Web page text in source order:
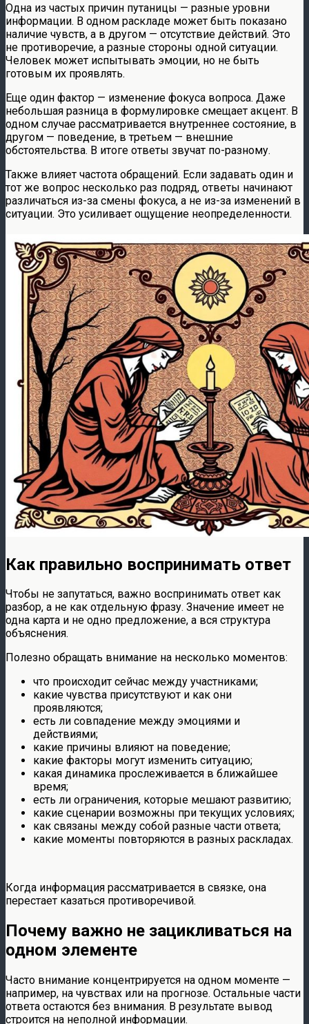
Одна из частых причин путаницы — разные уровни
информации. В одном раскладе может быть показано
наличие чувств, а в другом — отсутствие действий. Это
не противоречие, а разные стороны одной ситуации.
Человек может испытывать эмоции, но не быть
готовым их проявлять.
Еще один фактор — изменение фокуса вопроса. Даже
небольшая разница в формулировке смещает акцент. В
одном случае рассматривается внутреннее состояние, в
другом — поведение, в третьем — внешние
обстоятельства. В итоге ответы звучат по-разному.
Также влияет частота обращений. Если задавать один и
тот же вопрос несколько раз подряд, ответы начинают
различаться из-за смены фокуса, а не из-за изменений в
ситуации. Это усиливает ощущение неопределенности.
Как правильно воспринимать ответ
Чтобы не запутаться, важно воспринимать ответ как
разбор, а не как отдельную фразу. Значение имеет не
одна карта и не одно предложение, а вся структура
объяснения.
Полезно обращать внимание на несколько моментов:
что происходит сейчас между участниками;
какие чувства присутствуют и как они
проявляются;
есть ли совпадение между эмоциями и
действиями;
какие причины влияют на поведение;
какие факторы могут изменить ситуацию;
какая динамика прослеживается в ближайшее
время;
есть ли ограничения, которые мешают развитию;
какие сценарии возможны при текущих условиях;
как связаны между собой разные части ответа;
какие моменты повторяются в разных раскладах.
Когда информация рассматривается в связке, она
перестает казаться противоречивой.
Почему важно не зацикливаться на
одном элементе
Часто внимание концентрируется на одном моменте —
например, на чувствах или на прогнозе. Остальные части
ответа остаются без внимания. В результате вывод
строится на неполной информации.